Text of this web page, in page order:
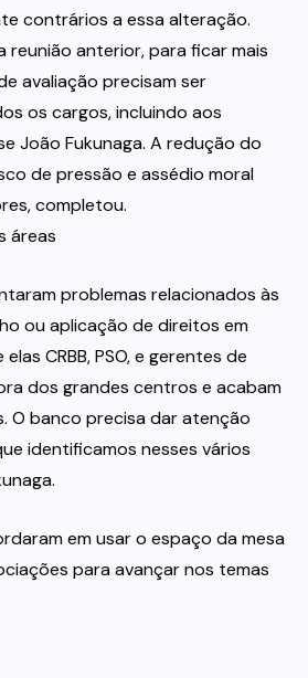
contrários a essa alteração.
reunião anterior, para ficar mais
avaliação precisam ser
os cargos, incluindo aos
João Fukunaga. A redução do
de pressão e assédio moral
completou.
áreas
problemas relacionados às
ou aplicação de direitos em
CRBB, PSO, e gerentes de
dos grandes centros e acabam
O banco precisa dar atenção
identificamos nesses vários
em usar o espaço da mesa
para avançar nos temas